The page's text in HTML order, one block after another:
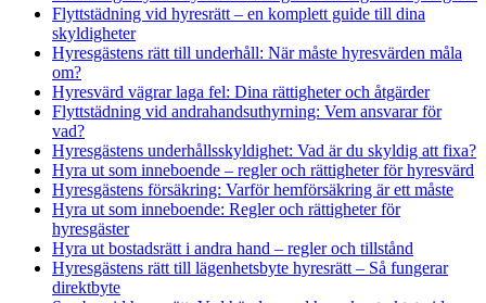
Flyttstädning vid hyresrätt – en komplett guide till dina
skyldigheter
Hyresgästens rätt till underhåll: När måste hyresvärden måla
om?
Hyresvärd vägrar laga fel: Dina rättigheter och åtgärder
Flyttstädning vid andrahandsuthyrning: Vem ansvarar för
vad?
Hyresgästens underhållsskyldighet: Vad är du skyldig att fixa?
Hyra ut som inneboende – regler och rättigheter för hyresvärd
Hyresgästens försäkring: Varför hemförsäkring är ett måste
Hyra ut som inneboende: Regler och rättigheter för
hyresgäster
Hyra ut bostadsrätt i andra hand – regler och tillstånd
Hyresgästens rätt till lägenhetsbyte hyresrätt – Så fungerar
direktbyte